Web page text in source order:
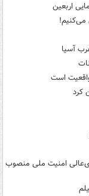
اربعین
می‌کنیم!
آسیا
واقعیت است
کرد
امنیت ملی منصوب